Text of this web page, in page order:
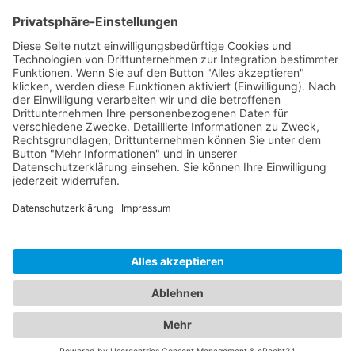
Dokumente
Ähnliche Artikel
HOTLINE
ONEAV.EU
NEWSLETTER